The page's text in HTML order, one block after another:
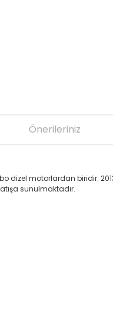
Önerileriniz
dizel motorlardan biridir.
sunulmaktadır.